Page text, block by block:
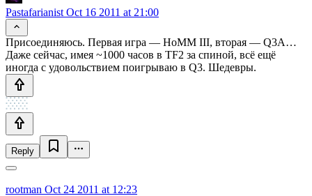
Pastafarianist Oct 16 2011 at 21:00
Присоединяюсь. Первая игра — HoMM III, вторая — Q3A…
Даже сейчас, имея ~1000 часов в TF2 за спиной, всё ещё
иногда с удовольствием поигрываю в Q3. Шедевры.
Reply
rootman Oct 24 2011 at 12:23